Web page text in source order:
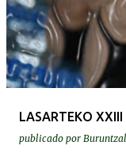
LASARTEKO
publicado por